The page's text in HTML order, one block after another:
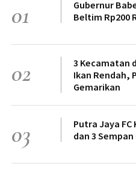
01
Gubernur
Beltim Rp200
02
3 Kecamatan
Ikan Rendah,
Gemarikan
03
Putra Jaya FC
dan 3 Sempan